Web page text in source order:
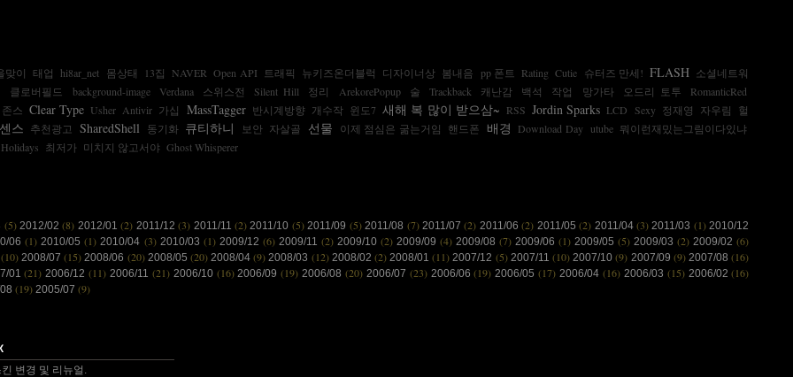
맞이 태업 hi8ar_net 몸상태 13집 NAVER Open API 트래픽 뉴키즈온더블럭 디자이너상 봄내음 pp 폰트 Rating Cutie 슈터즈 만세! FLASH 소셜네트워
클로버필드 background-image Verdana 스위스전 Silent Hill 정리 ArekorePopup 술 Trackback 캐난감 백석 작업 망가타 오드리 토투
RomanticRed
스 Clear Type Usher Antivir 가십 MassTagger 반시계방향 개수작 윈도7 새해 복 많이 받으삼~ RSS Jordin Sparks LCD Sexy 정재영 자우림 헐
스 추천광고 SharedShell 동기화 큐티하니 보안 자살골 선물 이제 점심은 굶는거임 핸드폰 배경 Download Day utube 뭐이런재밌는그림이다있냐
Holidays 최저가 미치지 않고서야 Ghost Whisperer
(5) 2012/02(8) 2012/01(2) 2011/12(3) 2011/11(2) 2011/10 (5) 2011/09 (5) 2011/08 (7) 2011/07(2) 2011/06(2) 2011/05(2) 2011/04 (3) 2011/03 (1) 2010/12
06(1) 2010/05(1) 2010/04 (3) 2010/03 (1) 2009/12 (6) 2009/11 (2) 2009/10 (2) 2009/09 (4) 2009/08 (7) 2009/06 (1) 2009/05 (5) 2009/03(2) 2009/02(6)
(10) 2008/07(15) 2008/06 (20) 2008/05 (20) 2008/04(9) 2008/03 (12) 2008/02 (2) 2008/01(11) 2007/12 (5) 2007/11 (10) 2007/10(9) 2007/09 (9) 2007/08(16)
01(21) 2006/12(11) 2006/11 (21) 2006/10 (16) 2006/09(19) 2006/08(20) 2006/07 (23) 2006/06(19) 2006/05(17) 2006/04 (16) 2006/03 (15) 2006/02(16)
(19) 2005/07 (9)
감사합니다~~.
변경 및 리뉴얼.